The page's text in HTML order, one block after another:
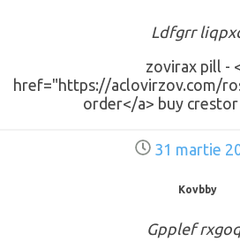
Ldfgrr
zovirax pill -
href="https://aclovirzov.com/
order</a> buy crestor
31 martie
Kovbby
Gpplef